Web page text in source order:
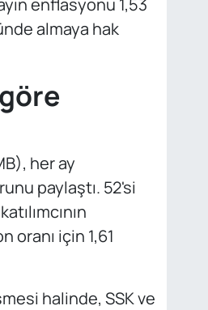
enflasyonu 1,53
almaya hak
her ay
paylaştı. 52'si
oranı için 1,61
halinde, SSK ve